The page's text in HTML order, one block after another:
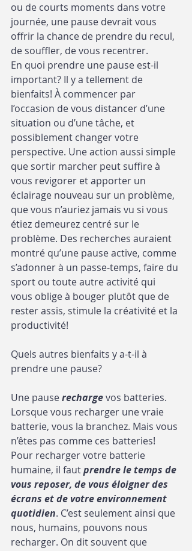
ou de courts moments dans votre
journée, une pause devrait vous
offrir la chance de prendre du recul,
de souffler, de vous recentrer.
En quoi prendre une pause est-il
important? Il y a tellement de
bienfaits! À commencer par
l’occasion de vous distancer d’une
situation ou d’une tâche, et
possiblement changer votre
perspective. Une action aussi simple
que sortir marcher peut suffire à
vous revigorer et apporter un
éclairage nouveau sur un problème,
que vous n’auriez jamais vu si vous
étiez demeurez centré sur le
problème. Des recherches auraient
montré qu’une pause active, comme
s’adonner à un passe-temps, faire du
sport ou toute autre activité qui
vous oblige à bouger plutôt que de
rester assis, stimule la créativité et la
productivité!
Quels autres bienfaits y a-t-il à
prendre une pause?
Une pause recharge vos batteries.
Lorsque vous recharger une vraie
batterie, vous la branchez. Mais vous
n’êtes pas comme ces batteries!
Pour recharger votre batterie
humaine, il faut prendre le temps de
vous reposer, de vous éloigner des
écrans et de votre environnement
quotidien. C’est seulement ainsi que
nous, humains, pouvons nous
recharger. On dit souvent que